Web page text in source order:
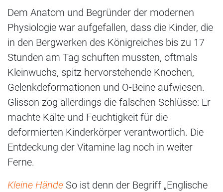
Dem Anatom und Begründer der modernen
Physiologie war aufgefallen, dass die Kinder, die
in den Bergwerken des Königreiches bis zu 17
Stunden am Tag schuften mussten, oftmals
Kleinwuchs, spitz hervorstehende Knochen,
Gelenkdeformationen und O-Beine aufwiesen.
Glisson zog allerdings die falschen Schlüsse: Er
machte Kälte und Feuchtigkeit für die
deformierten Kinderkörper verantwortlich. Die
Entdeckung der Vitamine lag noch in weiter
Ferne.
Kleine Hände So ist denn der Begriff „Englische